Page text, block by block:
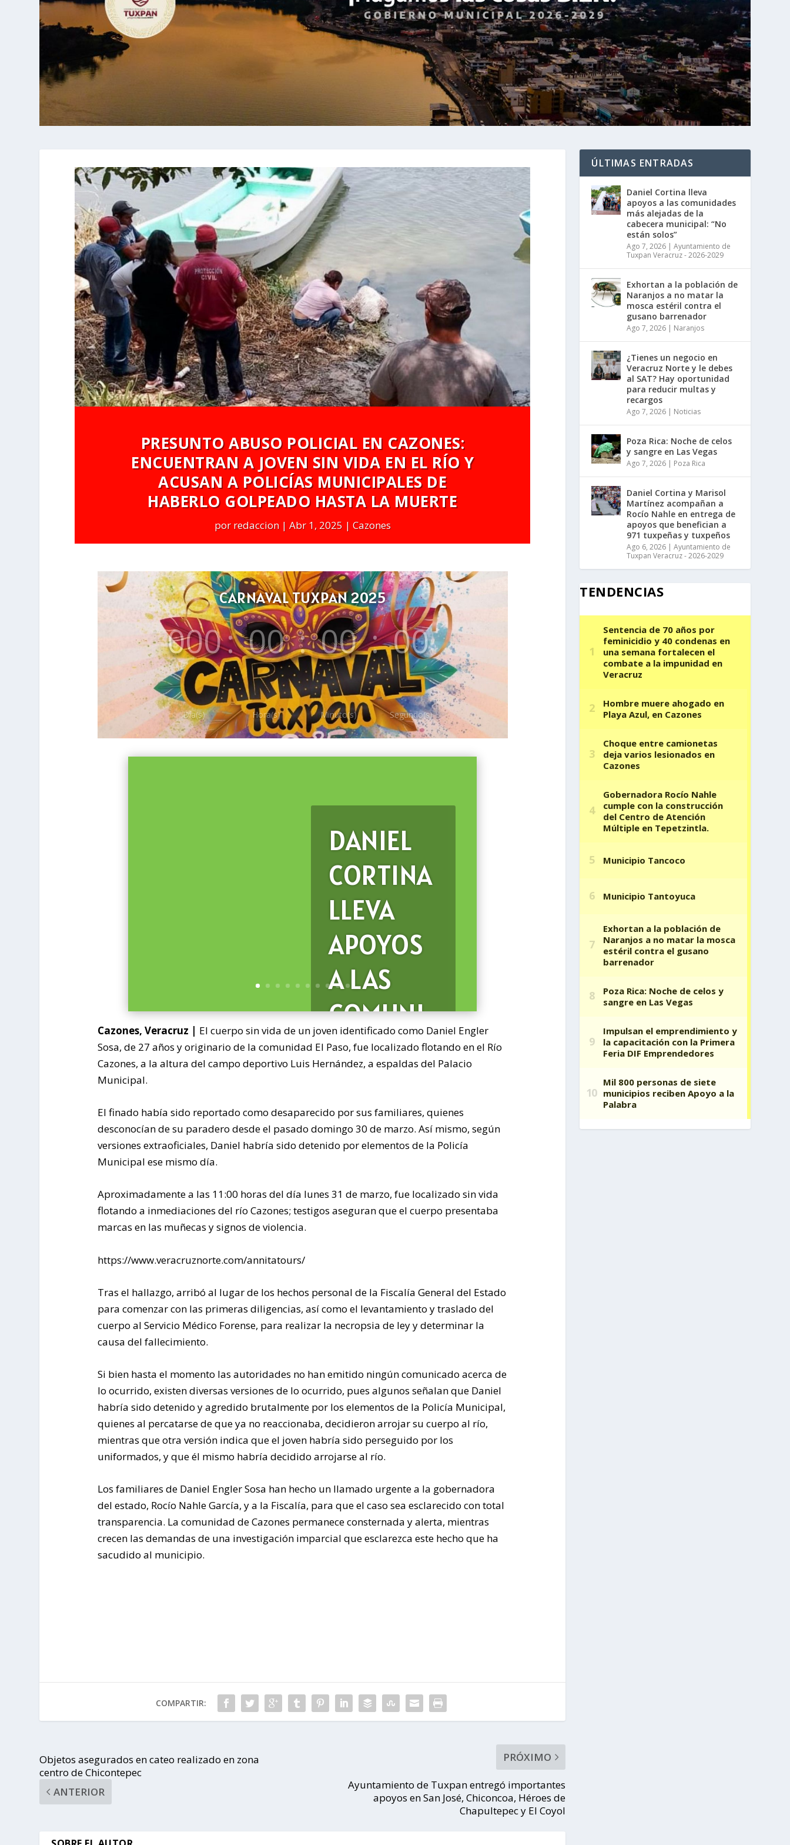
PRESUNTO ABUSO POLICIAL EN CAZONES:
ENCUENTRAN A JOVEN SIN VIDA EN EL RÍO Y
ACUSAN A POLICÍAS MUNICIPALES DE
HABERLO GOLPEADO HASTA LA MUERTE
porredaccion Abr 1, 2025 Cazones
CARNAVAL TUXPAN 2025
000
Día(s)
: 00
Hora(s)
: 00
Minuto(s)
: 00
Segundo(s)
DANIEL
CORTINA
LLEVA
APOYOS
A LAS
COMUNI
DADES
ALEJADA
S DE LA
CABECER
A
AL: “NO
ESTÁN
SOLOS”
La entrega de láminas y
tinacos benefició a 970
personas de cuatro
fortaleciendo el bienestar
de las familias tuxpeñas.
Cazones, Veracruz | El cuerpo sin vida de un joven identificado como Daniel Engler
Sosa, de 27 años y originario de la comunidad El Paso, fue localizado flotando en el Río
Cazones, a la altura del campo deportivo Luis Hernández, a espaldas del Palacio
Municipal.
El finado había sido reportado como desaparecido por sus familiares, quienes
desconocían de su paradero desde el pasado domingo 30 de marzo. Así mismo, según
versiones extraoficiales, Daniel habría sido detenido por elementos de la Policía
Municipal ese mismo día.
Aproximadamente a las 11:00 horas del día lunes 31 de marzo, fue localizado sin vida
flotando a inmediaciones del río Cazones; testigos aseguran que el cuerpo presentaba
marcas en las muñecas y signos de violencia.
https://www.veracruznorte.com/annitatours/
Tras el hallazgo, arribó al lugar de los hechos personal de la Fiscalía General del Estado
para comenzar con las primeras diligencias, así como el levantamiento y traslado del
cuerpo al Servicio Médico Forense, para realizar la necropsia de ley y determinar la
causa del fallecimiento.
Si bien hasta el momento las autoridades no han emitido ningún comunicado acerca de
lo ocurrido, existen diversas versiones de lo ocurrido, pues algunos señalan que Daniel
habría sido detenido y agredido brutalmente por los elementos de la Policía Municipal,
quienes al percatarse de que ya no reaccionaba, decidieron arrojar su cuerpo al río,
mientras que otra versión indica que el joven habría sido perseguido por los
uniformados, y que él mismo habría decidido arrojarse al río.
Los familiares de Daniel Engler Sosa han hecho un llamado urgente a la gobernadora
del estado, Rocío Nahle García, y a la Fiscalía, para que el caso sea esclarecido con total
transparencia. La comunidad de Cazones permanece consternada y alerta, mientras
crecen las demandas de una investigación imparcial que esclarezca este hecho que ha
sacudido al municipio.
COMPARTIR:
Objetos asegurados en cateo realizado en zona
centro de Chicontepec
ANTERIOR
PRÓXIMO
Ayuntamiento de Tuxpan entregó importantes
apoyos en San José, Chiconcoa, Héroes de
Chapultepec y El Coyol
ÚLTIMAS ENTRADAS
Daniel Cortina lleva
apoyos a las comunidades
más alejadas de la
cabecera municipal: “No
están solos”
Ago 7, 2026 |Ayuntamiento de
Tuxpan Veracruz - 2026-2029
Exhortan a la población de
Naranjos a no matar la
mosca estéril contra el
gusano barrenador
Ago 7, 2026 | Naranjos
¿Tienes un negocio en
Veracruz Norte y le debes
al SAT? Hay oportunidad
para reducir multas y
recargos
Ago 7, 2026 | Noticias
Poza Rica: Noche de celos
y sangre en Las Vegas
Ago 7, 2026 | Poza Rica
Daniel Cortina y Marisol
Martínez acompañan a
Rocío Nahle en entrega de
apoyos que benefician a
971 tuxpeñas y tuxpeños
Ago 6, 2026 |Ayuntamiento de
Tuxpan Veracruz - 2026-2029
TENDENCIAS